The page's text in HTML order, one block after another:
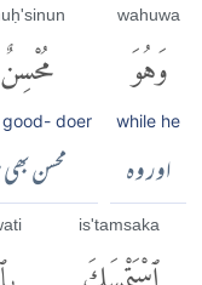
wahuwa
وَهُوَ
while he
اور وہ
مُحْسِنٌ
good- doer
محسن
is'tamsaka